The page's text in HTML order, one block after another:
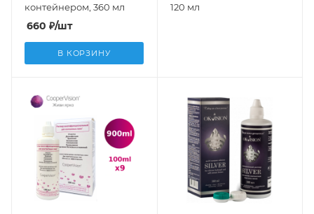
контейнером, 360 мл
660 ₽/шт
В КОРЗИНУ
120 мл